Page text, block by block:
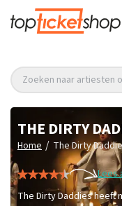
Zoeken naar artiesten
THE DIRTY
Home / The Dirty
Lees
The Dirty Daddies heeft